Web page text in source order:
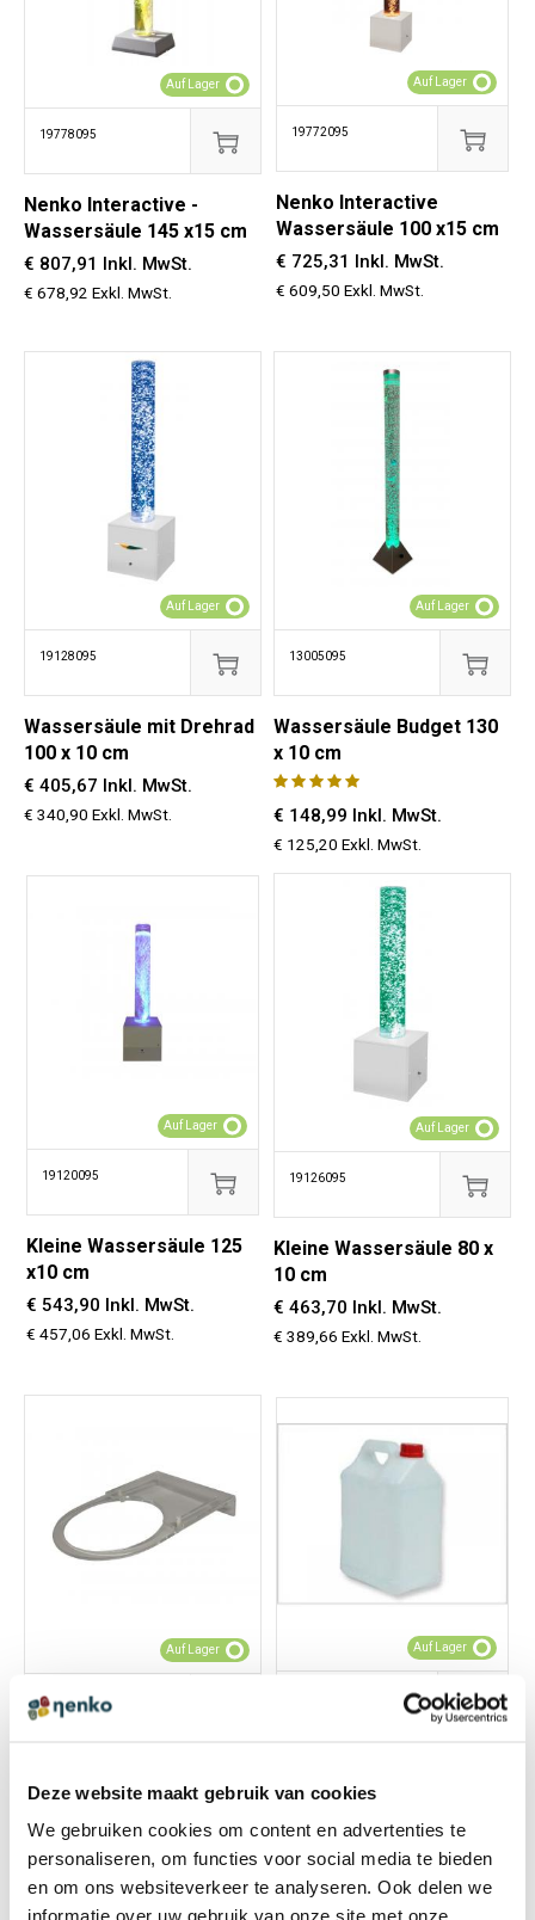
Deze website maakt gebruik van cookies
We gebruiken cookies om content en advertenties te
personaliseren, om functies voor social media te bieden
en om ons websiteverkeer te analyseren. Ook delen we
informatie over uw gebruik van onze site met onze
19778095
Auf Lager
Nenko Interactive -
Wassersäule 145 x15 cm
€ 807,91 Inkl. MwSt.
€ 678,92 Exkl. MwSt.
19772095
Auf Lager
Nenko Interactive
Wassersäule 100 x15 cm
€ 725,31 Inkl. MwSt.
€ 609,50 Exkl. MwSt.
19128095
Auf Lager
Wassersäule mit Drehrad
100 x 10 cm
€ 405,67 Inkl. MwSt.
€ 340,90 Exkl. MwSt.
13005095
Auf Lager
Wassersäule Budget 130
x 10 cm
€ 148,99 Inkl. MwSt.
€ 125,20 Exkl. MwSt.
19120095
Auf Lager
Kleine Wassersäule 125
x10 cm
€ 543,90 Inkl. MwSt.
€ 457,06 Exkl. MwSt.
19126095
Auf Lager
Kleine Wassersäule 80 x
10 cm
€ 463,70 Inkl. MwSt.
€ 389,66 Exkl. MwSt.
14694961
Auf Lager
Wandhalter für
Wassersäule Ø15 cm
€ 77,71 Inkl. MwSt.
€ 65,30 Exkl. MwSt.
Auf Lager
Wassersäulen (5 l)
€ 5,85 Inkl. MwSt.
€ 4,92 Exkl. MwSt.